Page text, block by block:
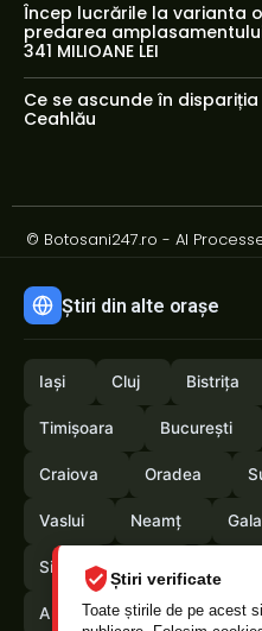
Știri verificate
Toate știrile de pe acest
Încep lucrările la varianta
predarea
341 MILIOANE LEI
Ce se ascunde în
Ceahlău
© Botosani247.ro - AI
Știri din alte orașe
Iași Cluj Bistrița
Timișoara București
Craiova Oradea
Vaslui Neamț
Sibiu
Arges Maramures